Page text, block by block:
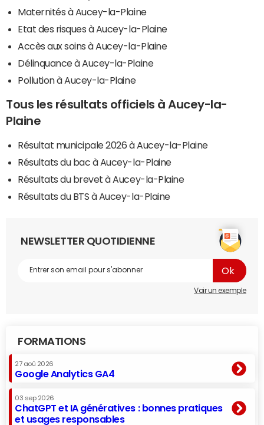
Maternités à Aucey-la-Plaine
Etat des risques à Aucey-la-Plaine
Accès aux soins à Aucey-la-Plaine
Délinquance à Aucey-la-Plaine
Pollution à Aucey-la-Plaine
Tous les résultats officiels à Aucey-la-
Plaine
Résultat municipale 2026 à Aucey-la-Plaine
Résultats du bac à Aucey-la-Plaine
Résultats du brevet à Aucey-la-Plaine
Résultats du BTS à Aucey-la-Plaine
NEWSLETTER QUOTIDIENNE
Voir un exemple
FORMATIONS
27 aoû 2026
Google Analytics GA4
03 sep 2026
ChatGPT et IA génératives : bonnes pratiques
et usages responsables